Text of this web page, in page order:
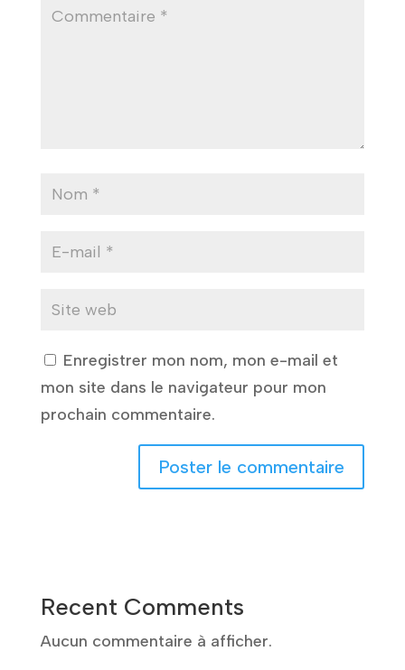
Enregistrer mon nom, mon e-mail et
mon site dans le navigateur pour mon
prochain commentaire.
r
n
Recent Comments
Aucun commentaire à afficher.